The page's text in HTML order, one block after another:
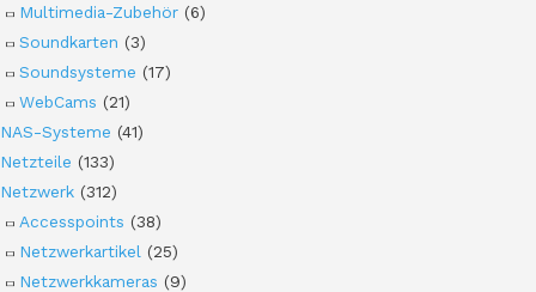
Multimedia-Zubehör (6)
Soundkarten (3)
Soundsysteme (17)
WebCams (21)
NAS-Systeme (41)
Netzteile (133)
Netzwerk (312)
Accesspoints (38)
Netzwerkartikel (25)
Netzwerkkameras (9)